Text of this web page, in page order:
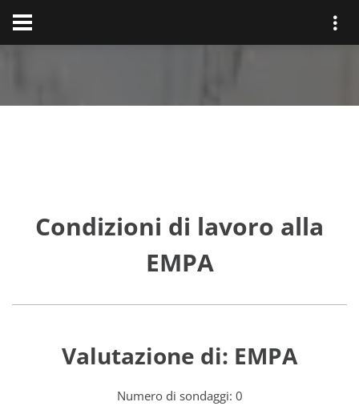
Condizioni di lavoro alla
EMPA
Valutazione di: EMPA
Numero di sondaggi: 0